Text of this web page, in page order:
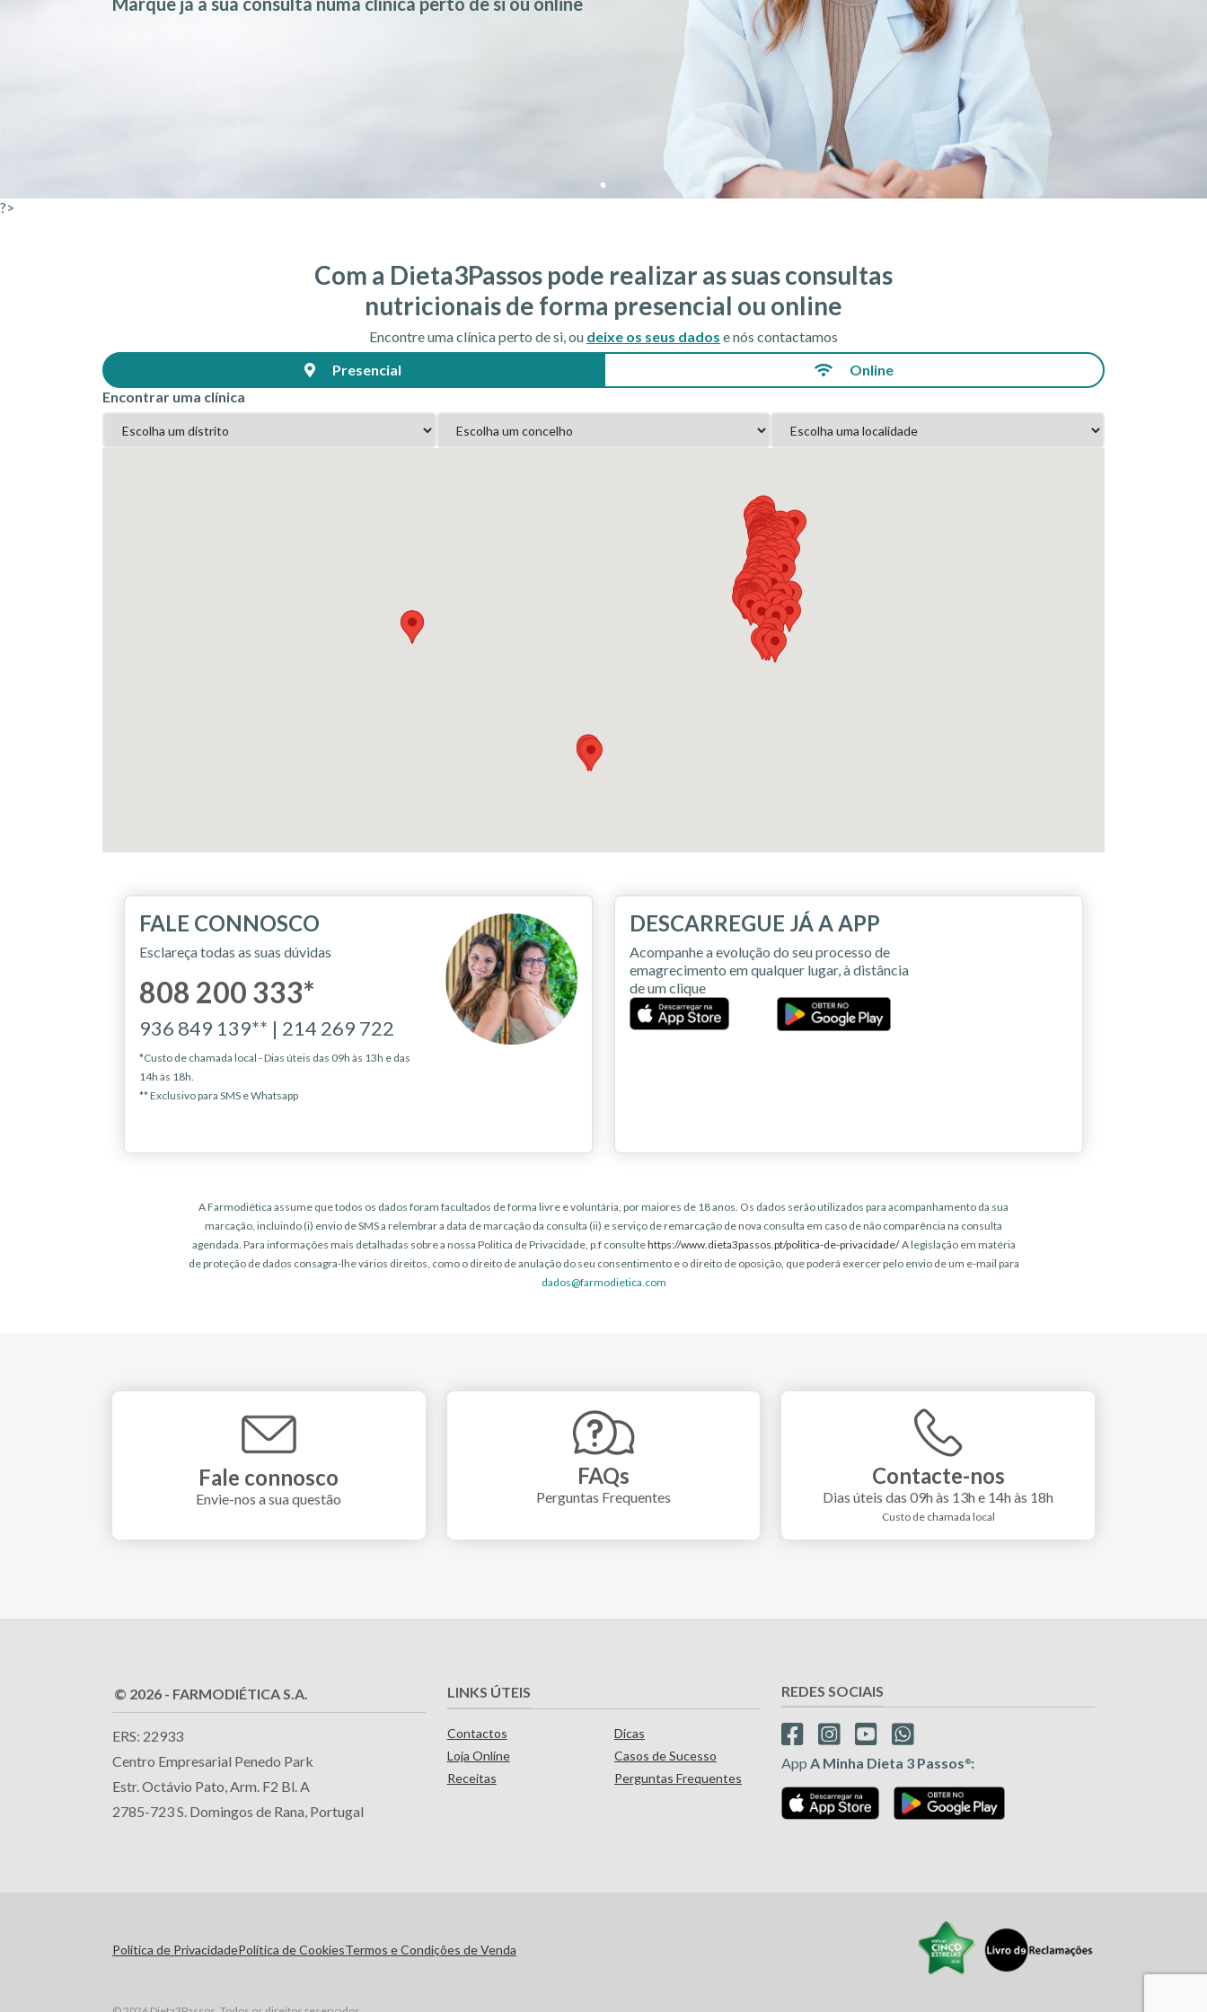
?>
Com a Dieta3Passos pode realizar as suas consultas
nutricionais de forma presencial ou online
Encontre uma clínica perto de si, ou deixe os seus dados e nós contactamos
Presencial
Online
Encontrar uma clínica
FALE CONNOSCO
Esclareça todas as suas dúvidas
808 200 333*
936 849 139** | 214 269 722
*Custo de chamada local - Dias úteis das 09h às 13h e das
14h às 18h.
** Exclusivo para SMS e Whatsapp
DESCARREGUE JÁ A APP
Acompanhe a evolução do seu processo de
emagrecimento em qualquer lugar, à distância
de um clique
A Farmodiética assume que todos os dados foram facultados de forma livre e voluntária, por maiores de 18 anos. Os dados serão utilizados para acompanhamento da sua
marcação, incluindo (i) envio de SMS a relembrar a data de marcação da consulta (ii) e serviço de remarcação de nova consulta em caso de não comparência na consulta
agendada. Para informações mais detalhadas sobre a nossa Politica de Privacidade, p.f consultehttps://www.dieta3passos.pt/politica-de-privacidade/ A legislação em matéria
de proteção de dados consagra-lhe vários direitos, como o direito de anulação do seu consentimento e o direito de oposição, que poderá exercer pelo envio de um e-mail para
dados@farmodietica.com
Fale connosco
Envie-nos a sua questão
FAQs
Perguntas Frequentes
Contacte-nos
Dias úteis das 09h às 13h e 14h às 18h
Custo de chamada local
© 2026 - FARMODIÉTICA S.A.
ERS: 22933
Centro Empresarial Penedo Park
Estr. Octávio Pato, Arm. F2 Bl. A
2785-723 S. Domingos de Rana, Portugal
LINKS ÚTEIS
Contactos
Loja Online
Receitas
Dicas
Casos de Sucesso
Perguntas Frequentes
REDES SOCIAIS
AppA Minha Dieta 3 Passos ®:
Política de PrivacidadePolítica de CookiesTermos e Condições de Venda